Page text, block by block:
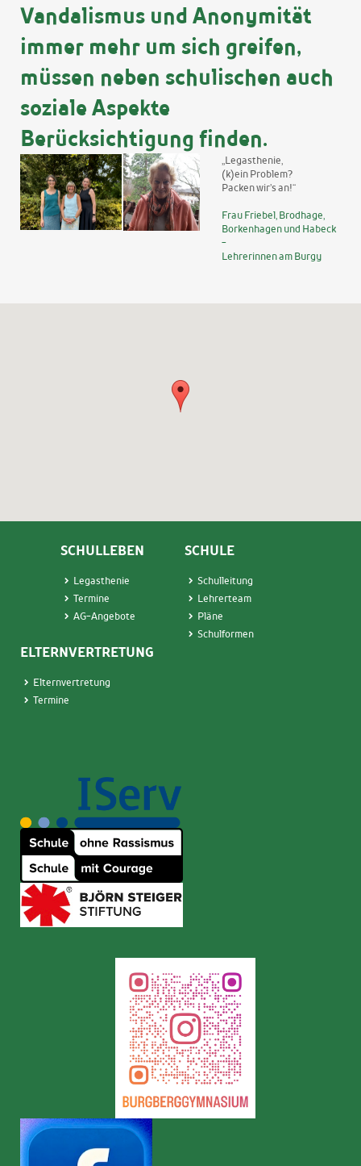
Vandalismus und Anonymität
immer mehr um sich greifen,
müssen neben schulischen auch
soziale Aspekte
Berücksichtigung finden.
„Legasthenie,
(k)ein Problem?
Packen wir’s an!“
Frau Friebel, Brodhage,
Borkenhagen und Habeck
-
Lehrerinnen am Burgy
SCHULLEBEN
Legasthenie
Termine
AG-Angebote
SCHULE
Schulleitung
Lehrerteam
Pläne
Schulformen
ELTERNVERTRETUNG
Elternvertretung
Termine